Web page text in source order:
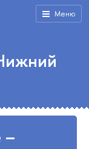
Меню
–